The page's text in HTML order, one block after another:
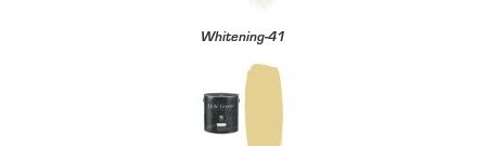
Whitening-41